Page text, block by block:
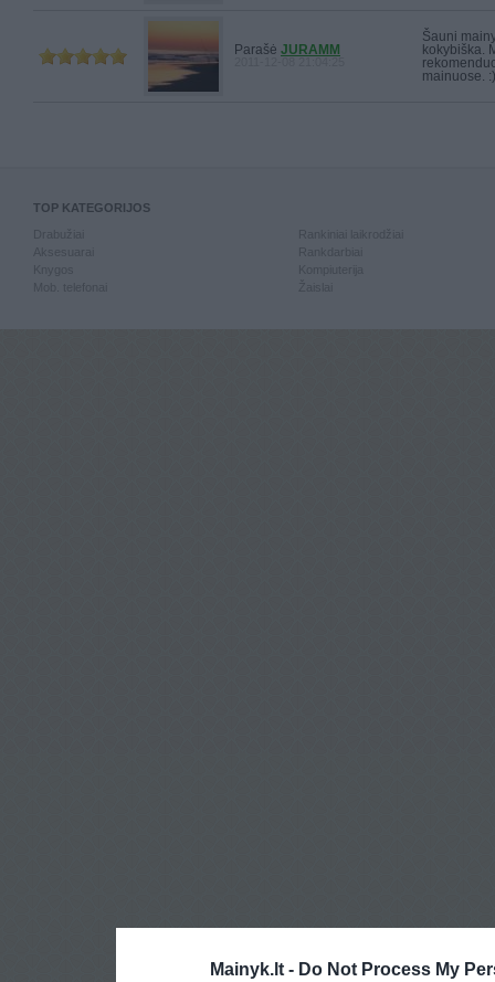
Mainyk.lt - Do Not Process My
Parašė JURAMM
Šauni
kokybiška.
mainuose. :)
TOP KATEGORIJOS
Knygos
Mob. telefonai
Kompiuterija
Žaislai